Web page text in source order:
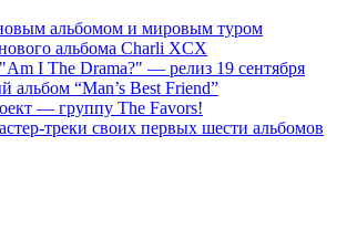
альбомом и мировым туром
альбома Charli XCX
I The Drama?" — релиз 19 сентября
альбом “Man’s Best Friend”
— группу The Favors!
треки своих первых шести альбомов